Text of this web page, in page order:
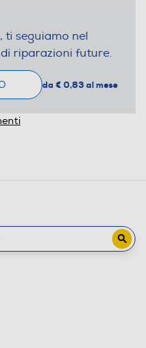
ti seguiamo nel
riparazioni future.
da € 0,83 al mese